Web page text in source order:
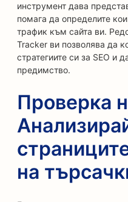
инструмент дава
помага да определите
трафик към сайта ви.
Tracker ви позволява да
стратегиите си за SEO и
предимство.
Проверка
на